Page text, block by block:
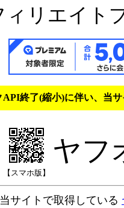
リエイト
API終了(縮小)に伴い、当
【スマホ版】
ヤフ
当サイトで取得している